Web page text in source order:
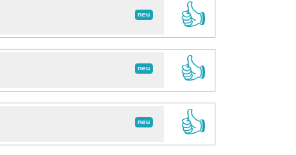
neu
👍
neu
👍
neu
👍